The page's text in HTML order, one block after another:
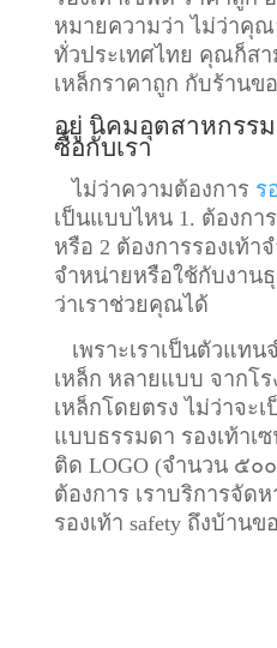
หมายความว่า ไม่ว่าคุ
ทั่วประเทศไทย คุณก็สา
เหล็กราคาถูก กับร้านขอ
อยู่ นิคมอุตสาหกรร
ซื้อกับเรา
ไม่ว่าความต้องการ ร
เป็นแบบไหน 1. ต้องการ
หรือ 2 ต้องการรองเท้า
จำหน่ายหรือใช้กับงาน
ว่าเราช่วยคุณได้
เพราะเราเป็นตัวแทน
เหล็ก หลายแบบ จากโร
เหล็กโดยตรง ไม่ว่าจะเ
แบบธรรมดา รองเท้า
ติด LOGO (จำนวน ๕๐
ต้องการ เราบริการจัด
รองเท้า safety ถึงบ้าน